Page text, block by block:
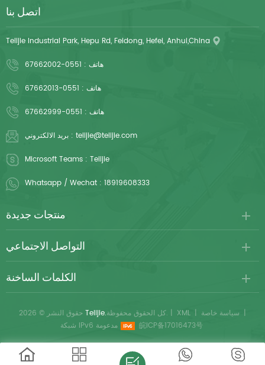
اتصل بنا
Telijie Industrial Park, Hepu Rd, Feidong, Hefei, Anhui,China
هاتف : 0551-67662002
هاتف : 0551-67662013
هاتف : 0551-67662999
بريد الالكتروني : telijie@telijie.com
Microsoft Teams : Telijie
Whatsapp / Wechat : 18919608333
منتجات جديدة
التواصل الاجتماعي
الكلمات الساخنة
Telijie. كل الحقوق محفوظة. | XML | سياسة خاصة |
شبكة IPv6 مدعومة
皖ICP备17016473号